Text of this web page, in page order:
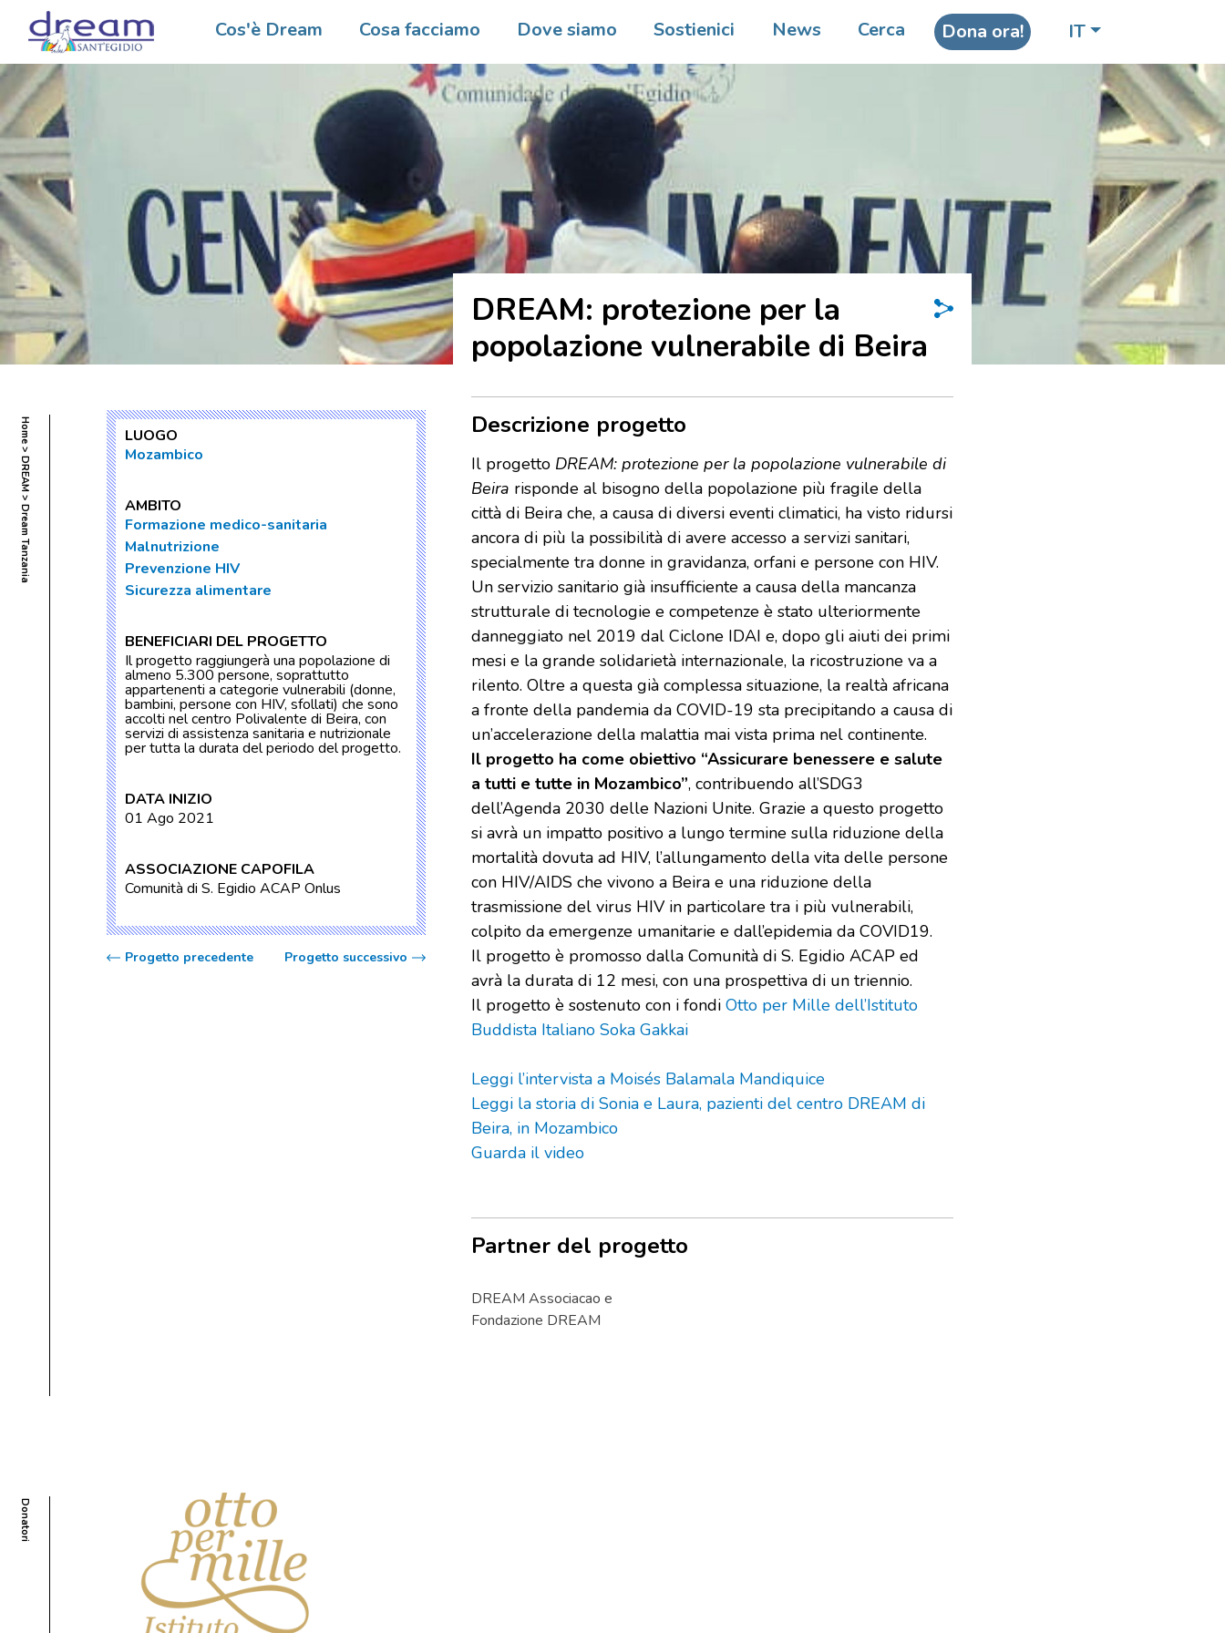
Cos'è Dream Cosa facciamo Dove siamo Sostienici News Cerca Dona ora! IT
Home
DREAM
Dream Tanzania
LUOGO
Mozambico
AMBITO
Formazione medico-sanitaria
Malnutrizione
Prevenzione HIV
Sicurezza alimentare
BENEFICIARI DEL PROGETTO
Il progetto raggiungerà una popolazione di
almeno 5.300 persone, soprattutto
appartenenti a categorie vulnerabili (donne,
bambini, persone con HIV, sfollati) che sono
accolti nel centro Polivalente di Beira, con
servizi di assistenza sanitaria e nutrizionale
per tutta la durata del periodo del progetto.
DATA INIZIO
01 Ago 2021
ASSOCIAZIONE CAPOFILA
Comunità di S. Egidio ACAP Onlus
Progetto precedente Progetto successivo
DREAM: protezione per la
popolazione vulnerabile di Beira
Descrizione progetto
Il progetto DREAM: protezione per la popolazione vulnerabile di
Beira risponde al bisogno della popolazione più fragile della
città di Beira che, a causa di diversi eventi climatici, ha visto ridursi
ancora di più la possibilità di avere accesso a servizi sanitari,
specialmente tra donne in gravidanza, orfani e persone con HIV.
Un servizio sanitario già insufficiente a causa della mancanza
strutturale di tecnologie e competenze è stato ulteriormente
danneggiato nel 2019 dal Ciclone IDAI e, dopo gli aiuti dei primi
mesi e la grande solidarietà internazionale, la ricostruzione va a
rilento. Oltre a questa già complessa situazione, la realtà africana
a fronte della pandemia da COVID-19 sta precipitando a causa di
un’accelerazione della malattia mai vista prima nel continente.
Il progetto ha come obiettivo “Assicurare benessere e salute
a tutti e tutte in Mozambico”, contribuendo all’SDG3
dell’Agenda 2030 delle Nazioni Unite. Grazie a questo progetto
si avrà un impatto positivo a lungo termine sulla riduzione della
mortalità dovuta ad HIV, l’allungamento della vita delle persone
con HIV/AIDS che vivono a Beira e una riduzione della
trasmissione del virus HIV in particolare tra i più vulnerabili,
colpito da emergenze umanitarie e dall’epidemia da COVID19.
Il progetto è promosso dalla Comunità di S. Egidio ACAP ed
avrà la durata di 12 mesi, con una prospettiva di un triennio.
Il progetto è sostenuto con i fondi Otto per Mille dell’Istituto
Buddista Italiano Soka Gakkai
Leggi l’intervista a Moisés Balamala Mandiquice
Leggi la storia di Sonia e Laura, pazienti del centro DREAM di
Beira, in Mozambico
Guarda il video
Partner del progetto
DREAM Associacao e
Fondazione DREAM
Donatori